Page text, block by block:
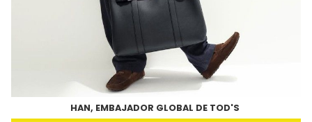
HAN, EMBAJADOR GLOBAL DE TOD'S